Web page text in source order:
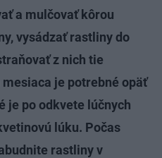
a mulčovať kôrou
vysádzať rastliny do
z nich tie
je potrebné opäť
je po odkvete lúčnych
lúku. Počas
rastliny v